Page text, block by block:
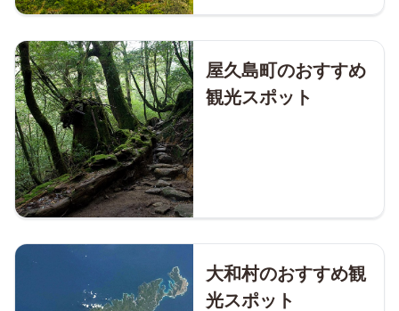
屋久島町のおすすめ
観光スポット
大和村のおすすめ観
光スポット